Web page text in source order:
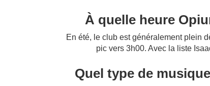
À quelle heure
En été, le club est généralement plein
pic vers 3h00. Avec la liste
Quel type de